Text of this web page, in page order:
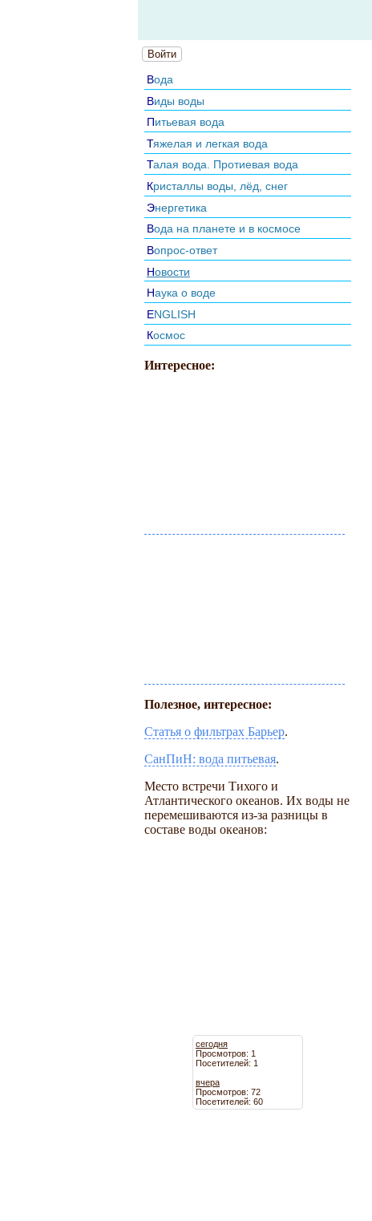
Войти
Вода
Виды воды
Питьевая вода
Тяжелая и легкая вода
Талая вода. Протиевая вода
Кристаллы воды, лёд, снег
Энергетика
Вода на планете и в космосе
Вопрос-ответ
Новости
Наука о воде
ENGLISH
Космос
Интересное:
Полезное, интересное:
Статья о фильтрах Барьер.
СанПиН: вода питьевая.
Место встречи Тихого и
Атлантического океанов. Их воды не
перемешиваются из-за разницы в
составе воды океанов:
сегодня
Просмотров: 1
Посетителей: 1
вчера
Просмотров: 72
Посетителей: 60